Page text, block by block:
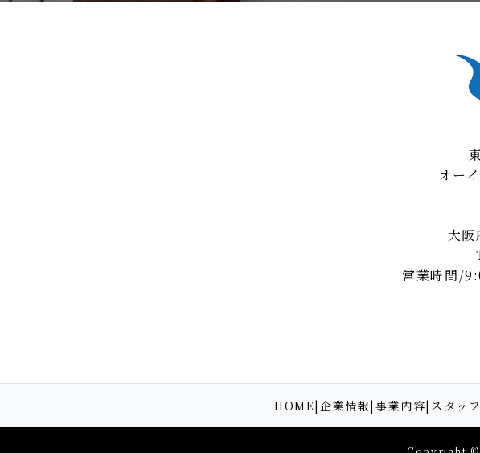
オー
大阪
営業時間/
HOME| 企業情報| 事業内容| スタッ